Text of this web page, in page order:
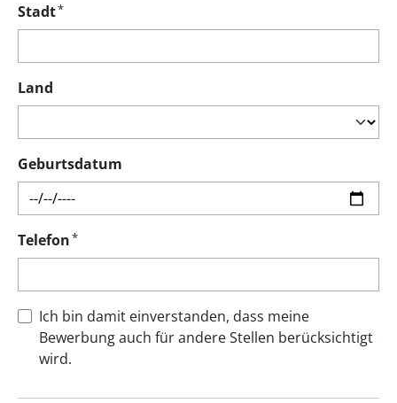
Stadt*
Land
Geburtsdatum
Telefon*
Ich bin damit einverstanden, dass meine
Bewerbung auch für andere Stellen berücksichtigt
wird.